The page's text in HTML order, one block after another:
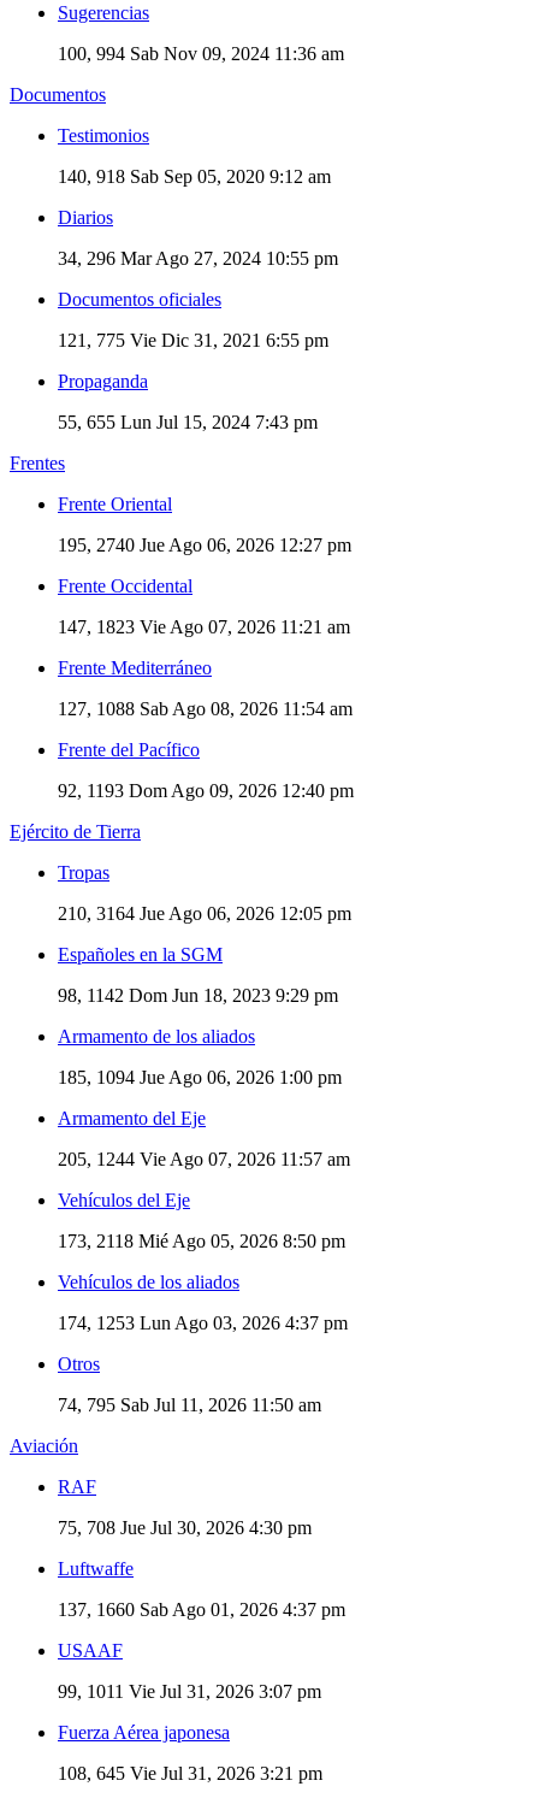
Sugerencias
100, 994 Sab Nov 09, 2024 11:36 am
Documentos
Testimonios
140, 918 Sab Sep 05, 2020 9:12 am
Diarios
34, 296 Mar Ago 27, 2024 10:55 pm
Documentos oficiales
121, 775 Vie Dic 31, 2021 6:55 pm
Propaganda
55, 655 Lun Jul 15, 2024 7:43 pm
Frentes
Frente Oriental
195, 2740 Jue Ago 06, 2026 12:27 pm
Frente Occidental
147, 1823 Vie Ago 07, 2026 11:21 am
Frente Mediterráneo
127, 1088 Sab Ago 08, 2026 11:54 am
Frente del Pacífico
92, 1193 Dom Ago 09, 2026 12:40 pm
Ejército de Tierra
Tropas
210, 3164 Jue Ago 06, 2026 12:05 pm
Españoles en la SGM
98, 1142 Dom Jun 18, 2023 9:29 pm
Armamento de los aliados
185, 1094 Jue Ago 06, 2026 1:00 pm
Armamento del Eje
205, 1244 Vie Ago 07, 2026 11:57 am
Vehículos del Eje
173, 2118 Mié Ago 05, 2026 8:50 pm
Vehículos de los aliados
174, 1253 Lun Ago 03, 2026 4:37 pm
Otros
74, 795 Sab Jul 11, 2026 11:50 am
Aviación
RAF
75, 708 Jue Jul 30, 2026 4:30 pm
Luftwaffe
137, 1660 Sab Ago 01, 2026 4:37 pm
USAAF
99, 1011 Vie Jul 31, 2026 3:07 pm
Fuerza Aérea japonesa
108, 645 Vie Jul 31, 2026 3:21 pm